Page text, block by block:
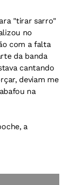
"tirar sarro"
no
com a falta
da banda
cantando
deviam me
na
a